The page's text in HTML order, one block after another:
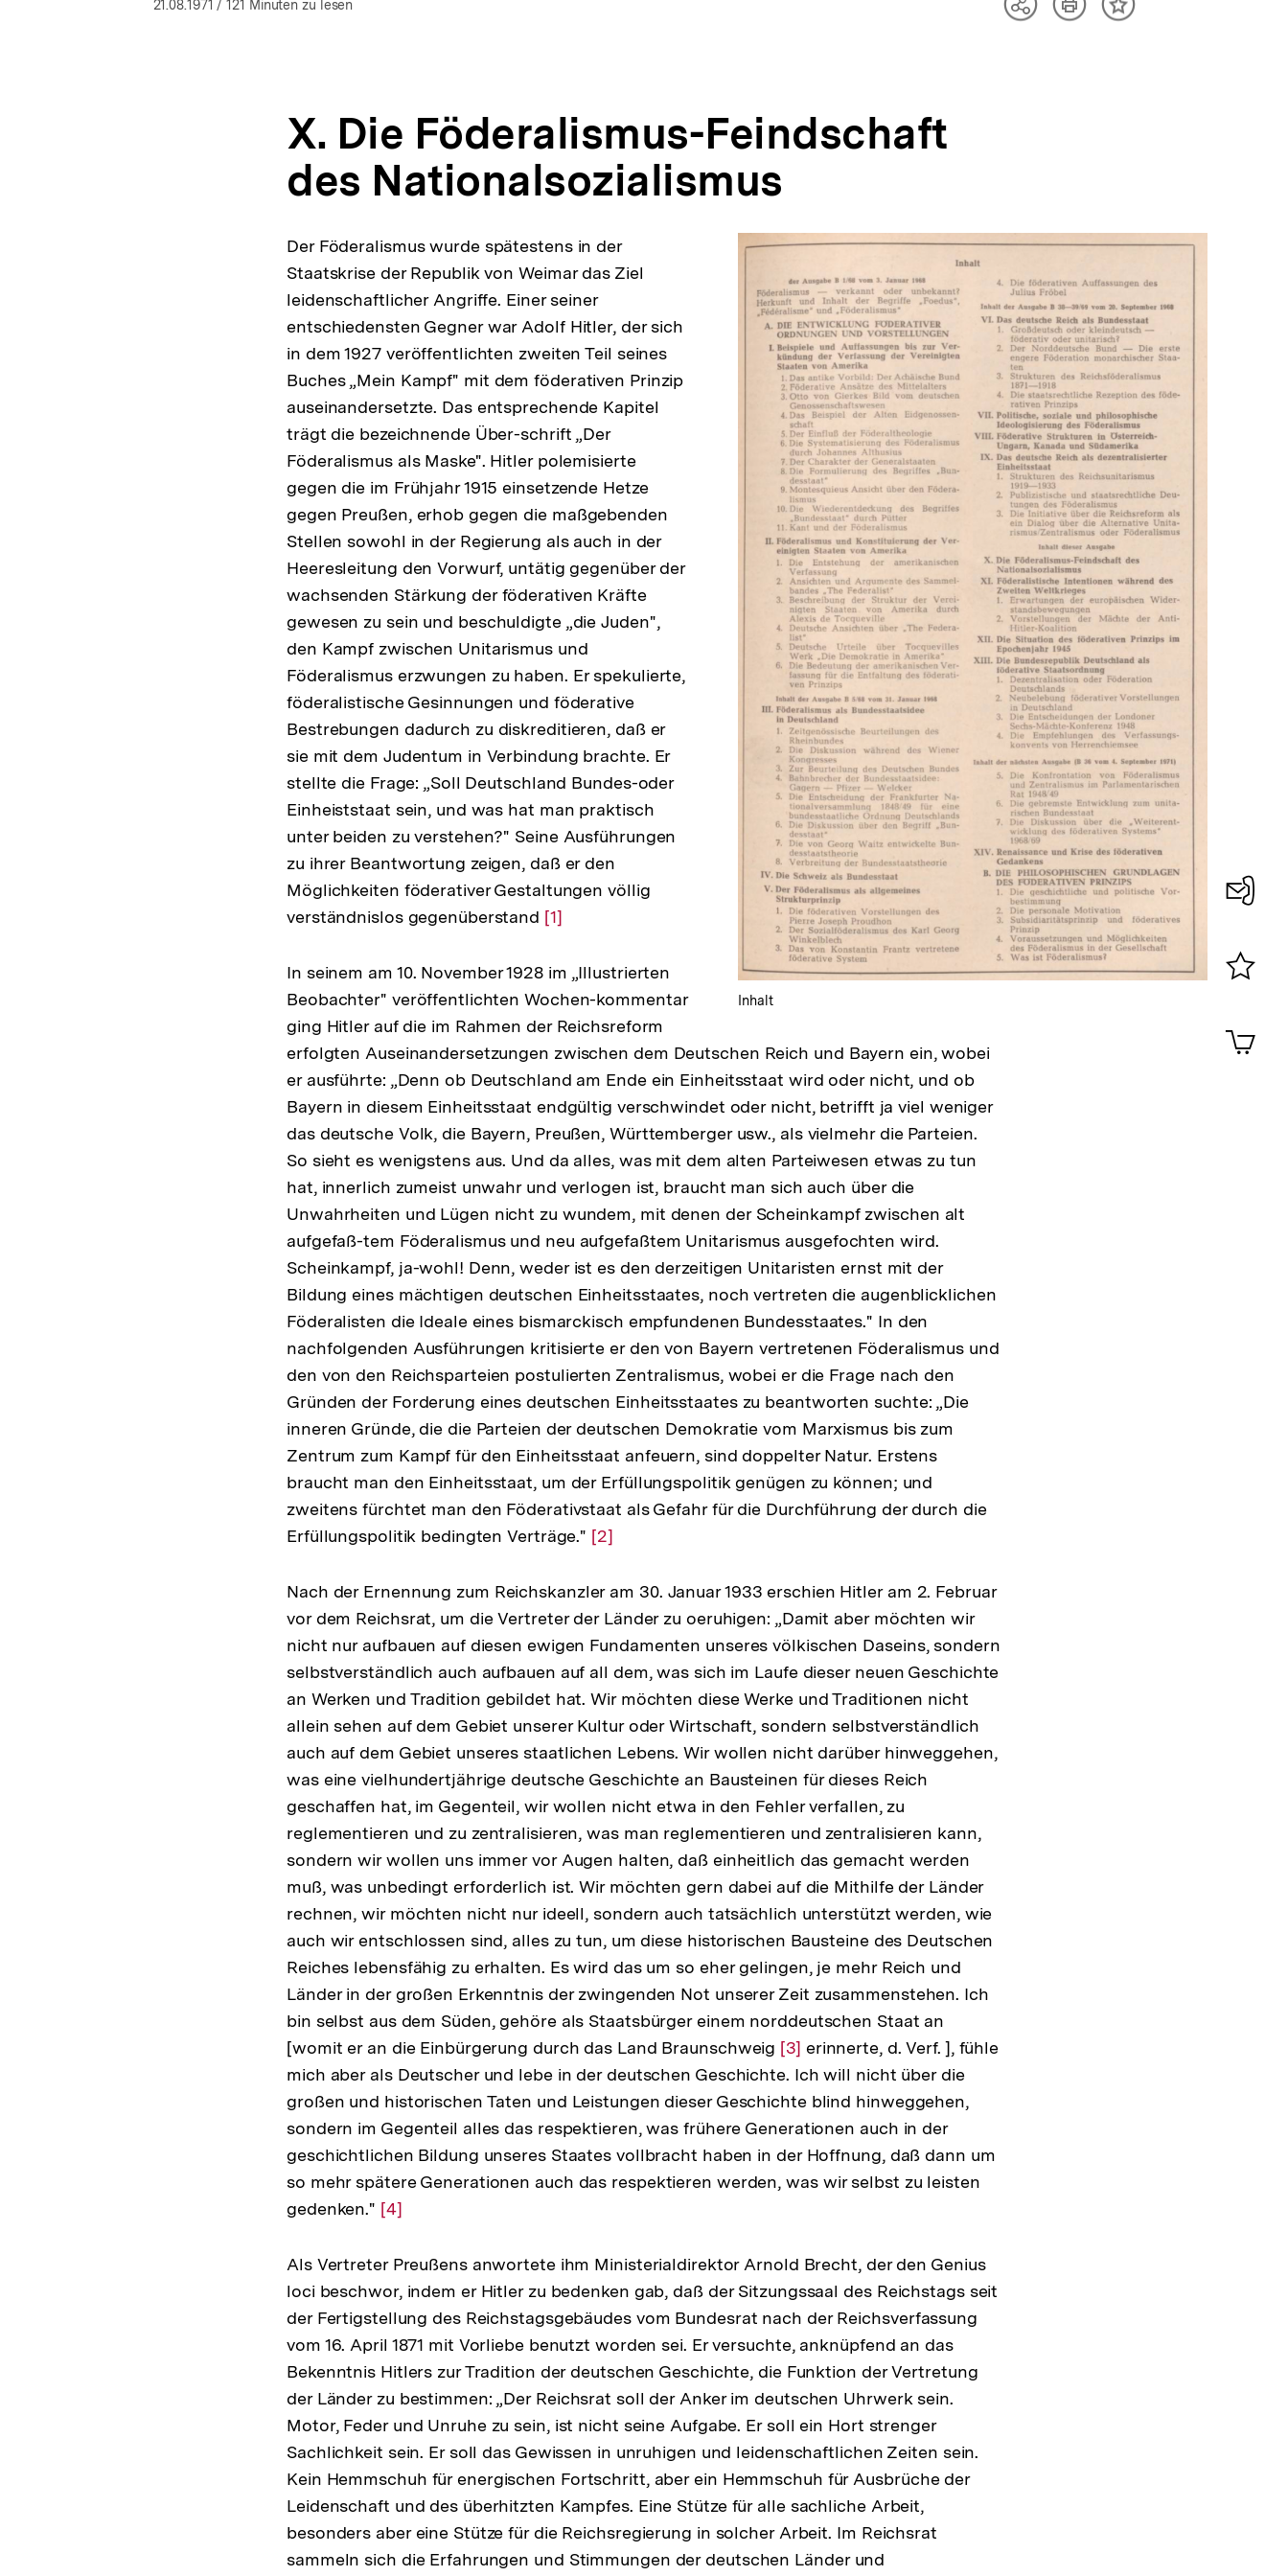
öffnen
21.08.1971 / 121 Minuten zu lesen
TeilenArtikelInhalt
X. Die Föderalismus-Feindschaft
des Nationalsozialismus
Lightbox
öffnen
Inhalt
Der Föderalismus wurde spätestens in der
Staatskrise der Republik von Weimar das Ziel
leidenschaftlicher Angriffe. Einer seiner
entschiedensten Gegner war Adolf Hitler, der sich
in dem 1927 veröffentlichten zweiten Teil seines
Buches „Mein Kampf" mit dem föderativen Prinzip
auseinandersetzte. Das entsprechende Kapitel
trägt die bezeichnende Über-schrift „Der
Föderalismus als Maske". Hitler polemisierte
gegen die im Frühjahr 1915 einsetzende Hetze
gegen Preußen, erhob gegen die maßgebenden
Stellen sowohl in der Regierung als auch in der
Heeresleitung den Vorwurf, untätig gegenüber der
wachsenden Stärkung der föderativen Kräfte
gewesen zu sein und beschuldigte „die Juden",
den Kampf zwischen Unitarismus und
Föderalismus erzwungen zu haben. Er spekulierte,
föderalistische Gesinnungen und föderative
Bestrebungen dadurch zu diskreditieren, daß er
sie mit dem Judentum in Verbindung brachte. Er
stellte die Frage: „Soll Deutschland Bundes-oder
Einheiststaat sein, und was hat man praktisch
unter beiden zu verstehen?" Seine Ausführungen
zu ihrer Beantwortung zeigen, daß er den
Möglichkeiten föderativer Gestaltungen völlig
verständnislos gegenüberstand Zur
der
Fußnote
[1]
In seinem am 10. November 1928 im „Illustrierten
Beobachter" veröffentlichten Wochen-kommentar
ging Hitler auf die im Rahmen der Reichsreform
erfolgten Auseinandersetzungen zwischen dem Deutschen Reich und Bayern ein, wobei
er ausführte: „Denn ob Deutschland am Ende ein Einheitsstaat wird oder nicht, und ob
Bayern in diesem Einheitsstaat endgültig verschwindet oder nicht, betrifft ja viel weniger
das deutsche Volk, die Bayern, Preußen, Württemberger usw., als vielmehr die Parteien.
So sieht es wenigstens aus. Und da alles, was mit dem alten Parteiwesen etwas zu tun
hat, innerlich zumeist unwahr und verlogen ist, braucht man sich auch über die
Unwahrheiten und Lügen nicht zu wundem, mit denen der Scheinkampf zwischen alt
aufgefaß-tem Föderalismus und neu aufgefaßtem Unitarismus ausgefochten wird.
Scheinkampf, ja-wohl! Denn, weder ist es den derzeitigen Unitaristen ernst mit der
Bildung eines mächtigen deutschen Einheitsstaates, noch vertreten die augenblicklichen
Föderalisten die Ideale eines bismarckisch empfundenen Bundesstaates." In den
nachfolgenden Ausführungen kritisierte er den von Bayern vertretenen Föderalismus und
den von den Reichsparteien postulierten Zentralismus, wobei er die Frage nach den
Gründen der Forderung eines deutschen Einheitsstaates zu beantworten suchte: „Die
inneren Gründe, die die Parteien der deutschen Demokratie vom Marxismus bis zum
Zentrum zum Kampf für den Einheitsstaat anfeuern, sind doppelter Natur. Erstens
braucht man den Einheitsstaat, um der Erfüllungspolitik genügen zu können; und
zweitens fürchtet man den Föderativstaat als Gefahr für die Durchführung der durch die
Erfüllungspolitik bedingten Verträge." Zur
der
Fußnote
[2]
Nach der Ernennung zum Reichskanzler am 30. Januar 1933 erschien Hitler am 2. Februar
vor dem Reichsrat, um die Vertreter der Länder zu oeruhigen: „Damit aber möchten wir
nicht nur aufbauen auf diesen ewigen Fundamenten unseres völkischen Daseins, sondern
selbstverständlich auch aufbauen auf all dem, was sich im Laufe dieser neuen Geschichte
an Werken und Tradition gebildet hat. Wir möchten diese Werke und Traditionen nicht
allein sehen auf dem Gebiet unserer Kultur oder Wirtschaft, sondern selbstverständlich
auch auf dem Gebiet unseres staatlichen Lebens. Wir wollen nicht darüber hinweggehen,
was eine vielhundertjährige deutsche Geschichte an Bausteinen für dieses Reich
geschaffen hat, im Gegenteil, wir wollen nicht etwa in den Fehler verfallen, zu
reglementieren und zu zentralisieren, was man reglementieren und zentralisieren kann,
sondern wir wollen uns immer vor Augen halten, daß einheitlich das gemacht werden
muß, was unbedingt erforderlich ist. Wir möchten gern dabei auf die Mithilfe der Länder
rechnen, wir möchten nicht nur ideell, sondern auch tatsächlich unterstützt werden, wie
auch wir entschlossen sind, alles zu tun, um diese historischen Bausteine des Deutschen
Reiches lebensfähig zu erhalten. Es wird das um so eher gelingen, je mehr Reich und
Länder in der großen Erkenntnis der zwingenden Not unserer Zeit zusammenstehen. Ich
bin selbst aus dem Süden, gehöre als Staatsbürger einem norddeutschen Staat an
[womit er an die Einbürgerung durch das Land Braunschweig Zur
Auflösung
der
Fußnote
[3] erinnerte, d. Verf. ], fühle
mich aber als Deutscher und lebe in der deutschen Geschichte. Ich will nicht über die
großen und historischen Taten und Leistungen dieser Geschichte blind hinweggehen,
sondern im Gegenteil alles das respektieren, was frühere Generationen auch in der
geschichtlichen Bildung unseres Staates vollbracht haben in der Hoffnung, daß dann um
so mehr spätere Generationen auch das respektieren werden, was wir selbst zu leisten
gedenken." Zur
der
Fußnote
[4]
Als Vertreter Preußens anwortete ihm Ministerialdirektor Arnold Brecht, der den Genius
loci beschwor, indem er Hitler zu bedenken gab, daß der Sitzungssaal des Reichstags seit
der Fertigstellung des Reichstagsgebäudes vom Bundesrat nach der Reichsverfassung
vom 16. April 1871 mit Vorliebe benutzt worden sei. Er versuchte, anknüpfend an das
Bekenntnis Hitlers zur Tradition der deutschen Geschichte, die Funktion der Vertretung
der Länder zu bestimmen: „Der Reichsrat soll der Anker im deutschen Uhrwerk sein.
Motor, Feder und Unruhe zu sein, ist nicht seine Aufgabe. Er soll ein Hort strenger
Sachlichkeit sein. Er soll das Gewissen in unruhigen und leidenschaftlichen Zeiten sein.
Kein Hemmschuh für energischen Fortschritt, aber ein Hemmschuh für Ausbrüche der
Leidenschaft und des überhitzten Kampfes. Eine Stütze für alle sachliche Arbeit,
besonders aber eine Stütze für die Reichsregierung in solcher Arbeit. Im Reichsrat
sammeln sich die Erfahrungen und Stimmungen der deutschen Länder und